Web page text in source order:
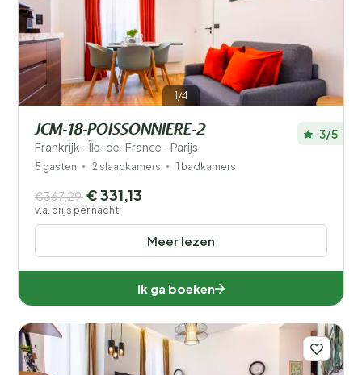
1/4
JCM-18-POISSONNIERE-2
Frankrijk - Île-de-France - Parijs
3/5
5 gasten 2 slaapkamers 1 badkamers
Meer lezen
€367,29 € 331,13
v.a. prijs per nacht
Ik ga boeken